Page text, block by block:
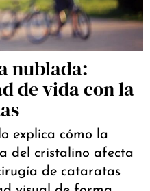
nublada:
de vida con la
explica cómo la
del cristalino afecta
de cataratas